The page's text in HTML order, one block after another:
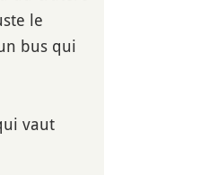
le
bus qui
vaut